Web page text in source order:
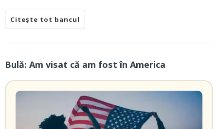
Citește tot bancul
Bulă: Am visat că am fost în America